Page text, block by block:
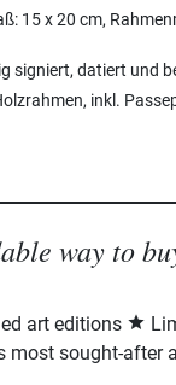
15 x 20 cm,
signiert, datiert und
inkl.
way to
art editions
most sought-after